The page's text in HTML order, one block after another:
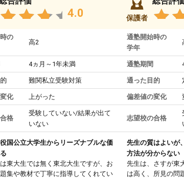
4.0
の
高2
4ヵ月～1年未満
難関私立受験対策
化 上がった
格
受験していない/結果が出て
いない
国公立大学生からリーズナブルな価
東大生では無く東北大生ですが、お
集や教材で丁寧に指導してくれてい
保護者
通塾開始時の
学年
通塾期間
通った目的
偏差値の変化
志望校の合格
先生の質はよいが
方法が分からない
先生は、さすが東
は高く、所見の問